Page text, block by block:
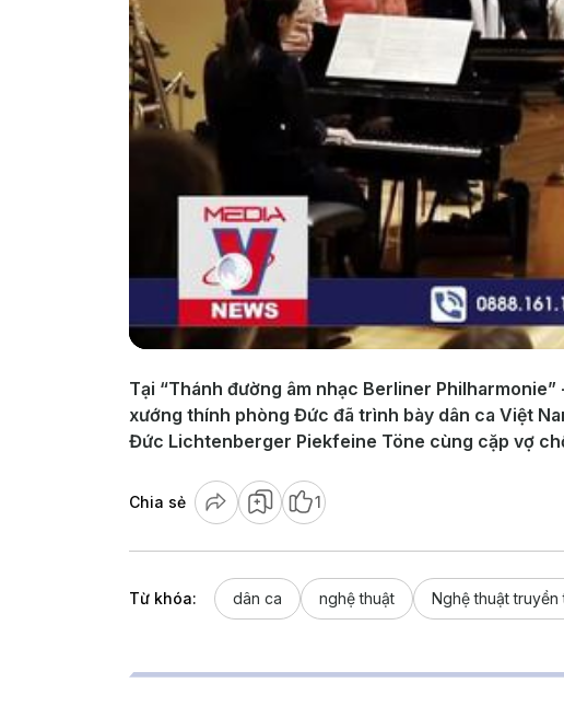
Tại “Thánh đường âm nhạc Berliner
xướng thính phòng Đức đã trình bày dân ca Việt
Đức Lichtenberger Piekfeine Töne cùng cặp vợ
Chia sẻ 1
Từ khóa: dân ca nghệ thuật Nghệ thuật truyền